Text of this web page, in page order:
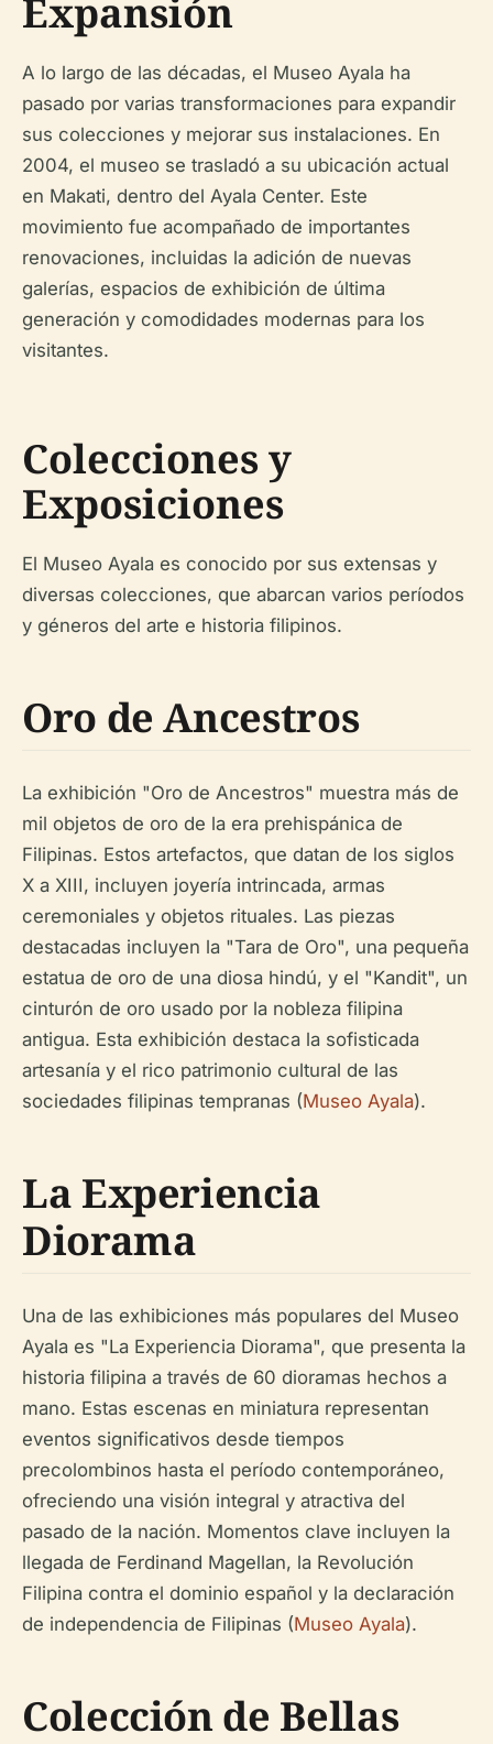
Expansión
A lo largo de las décadas, el Museo Ayala ha
pasado por varias transformaciones para expandir
sus colecciones y mejorar sus instalaciones. En
2004, el museo se trasladó a su ubicación actual
en Makati, dentro del Ayala Center. Este
movimiento fue acompañado de importantes
renovaciones, incluidas la adición de nuevas
galerías, espacios de exhibición de última
generación y comodidades modernas para los
visitantes.
Colecciones y
Exposiciones
El Museo Ayala es conocido por sus extensas y
diversas colecciones, que abarcan varios períodos
y géneros del arte e historia filipinos.
Oro de Ancestros
La exhibición "Oro de Ancestros" muestra más de
mil objetos de oro de la era prehispánica de
Filipinas. Estos artefactos, que datan de los siglos
X a XIII, incluyen joyería intrincada, armas
ceremoniales y objetos rituales. Las piezas
destacadas incluyen la "Tara de Oro", una pequeña
estatua de oro de una diosa hindú, y el "Kandit", un
cinturón de oro usado por la nobleza filipina
antigua. Esta exhibición destaca la sofisticada
artesanía y el rico patrimonio cultural de las
sociedades filipinas tempranas (Museo Ayala).
La Experiencia
Diorama
Una de las exhibiciones más populares del Museo
Ayala es "La Experiencia Diorama", que presenta la
historia filipina a través de 60 dioramas hechos a
mano. Estas escenas en miniatura representan
eventos significativos desde tiempos
precolombinos hasta el período contemporáneo,
ofreciendo una visión integral y atractiva del
pasado de la nación. Momentos clave incluyen la
llegada de Ferdinand Magellan, la Revolución
Filipina contra el dominio español y la declaración
de independencia de Filipinas (Museo Ayala).
Colección de Bellas